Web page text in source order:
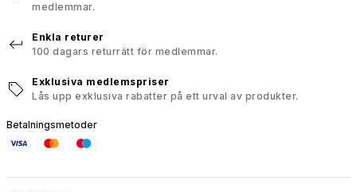
medlemmar.
Enkla returer
100 dagars returrätt för medlemmar.
Exklusiva medlemspriser
Lås upp exklusiva rabatter på ett urval av produkter.
Betalningsmetoder